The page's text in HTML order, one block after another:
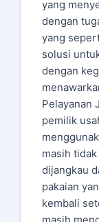
yang
dengan
yang
solusi
dengan
Pelayanan
pemilik
masih
dijangkau
pakaian
kembali